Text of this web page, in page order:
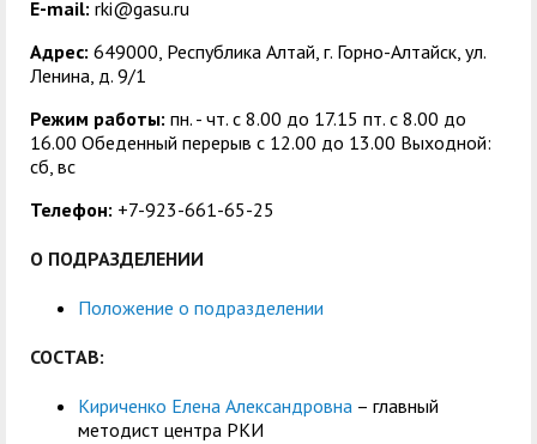
E-mail: rki@gasu.ru
Адрес: 649000, Республика Алтай, г. Горно-Алтайск, ул.
Ленина, д. 9/1
Режим работы: пн. - чт. с 8.00 до 17.15 пт. c 8.00 до
16.00 Обеденный перерыв с 12.00 до 13.00 Выходной:
сб, вс
Телефон: +7-923-661-65-25
О ПОДРАЗДЕЛЕНИИ
Положение о подразделении
СОСТАВ:
Кириченко Елена Александровна – главный
методист центра РКИ